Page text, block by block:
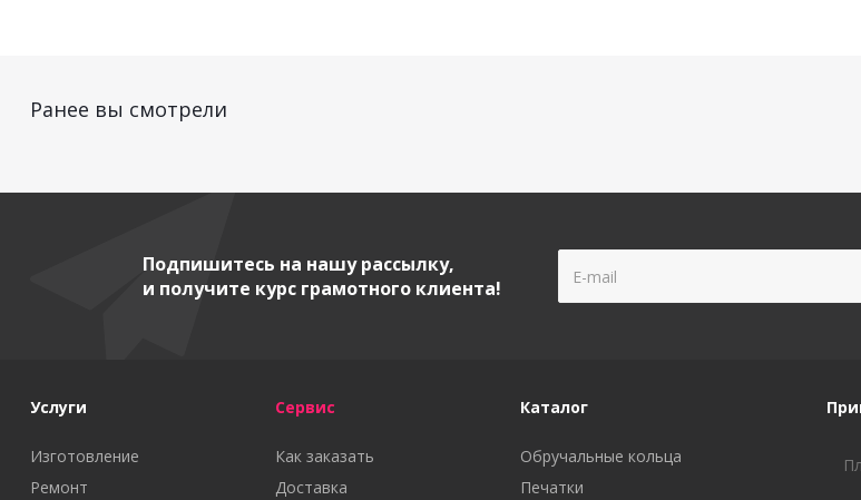
Ранее вы смотрели
Подпишитесь на нашу рассылку,
и получите курс грамотного клиента!
Услуги
Изготовление
Ремонт
Сервис
Как заказать
Доставка
Каталог
Обручальные кольца
Печатки